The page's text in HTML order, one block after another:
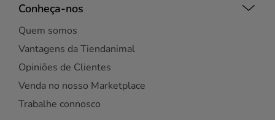
Conheça-nos
Quem somos
Vantagens da Tiendanimal
Opiniões de Clientes
Venda no nosso Marketplace
Trabalhe connosco